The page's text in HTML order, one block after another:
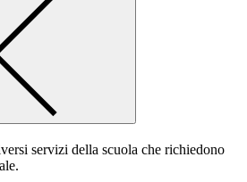
servizi della scuola che richiedono